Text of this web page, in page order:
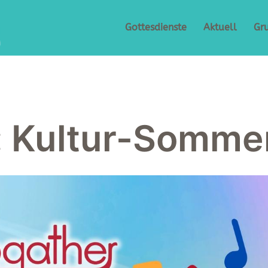
Gottesdienste Aktuell
Kultur-